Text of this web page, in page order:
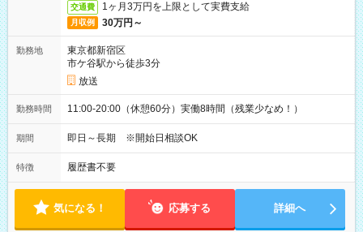
交通費 1ヶ月3万円を上限として実費支給
月収例 30万円～
勤務地
東京都新宿区
市ケ谷駅から徒歩3分
放送
勤務時間 11:00-20:00（休憩60分）実働8時間（残業少なめ！）
期間 即日～長期 ※開始日相談OK
特徴 履歴書不要
気になる！ 応募する 詳細へ